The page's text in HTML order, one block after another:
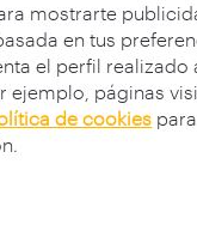
mostrarte
en tus
el perfil realizado
ejemplo, páginas
de cookies